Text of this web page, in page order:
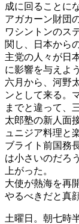
成に回ることに
アガカーン財団
ワシントンのス
関し、日本から
主党の人々が日
に影響を与えよ
六月から、河野
ンとして来る。
までと違って、
太郎塾の新人面
ュニジア料理と
ブライト前国務
は小さいのだろ
上がった。
大使が熱海を再
やるべきだと真
土曜日。朝七時